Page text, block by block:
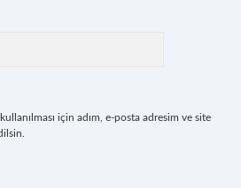
için adım, e-posta adresim ve site